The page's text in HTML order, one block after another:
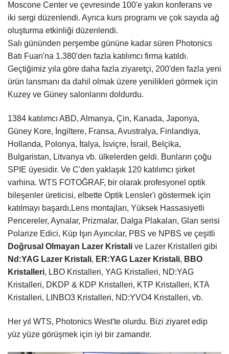
Moscone Center ve çevresinde 100'e yakın konferans ve
iki sergi düzenlendi. Ayrıca kurs programı ve çok sayıda ağ
oluşturma etkinliği düzenlendi.
Salı gününden perşembe gününe kadar süren Photonics
Batı Fuarı'na 1.380'den fazla katılımcı firma katıldı.
Geçtiğimiz yıla göre daha fazla ziyaretçi, 200'den fazla yeni
ürün lansmanı da dahil olmak üzere yenilikleri görmek için
Kuzey ve Güney salonlarını doldurdu.
1384 katılımcı ABD, Almanya, Çin, Kanada, Japonya,
Güney Kore, İngiltere, Fransa, Avustralya, Finlandiya,
Hollanda, Polonya, İtalya, İsviçre, İsrail, Belçika,
Bulgaristan, Litvanya vb. ülkelerden geldi. Bunların çoğu
SPIE üyesidir. Ve C'den yaklaşık 120 katılımcı şirket
varhina. WTS FOTOĞRAF, bir olarak profesyonel optik
bileşenler üreticisi, elbette Optik Lensler'i göstermek için
katılmayı başardı, Lens montajları, Yüksek Hassasiyetli
Pencereler, Aynalar, Prizmalar, Dalga Plakaları, Glan serisi
Polarize Edici, Küp Işın Ayırıcılar, PBS ve NPBS ve çeşitli
Doğrusal Olmayan Lazer Kristali ve Lazer Kristalleri gibi
Nd:YAG Lazer Kristali, ER:YAG Lazer Kristali, BBO
Kristalleri, LBO Kristalleri, YAG Kristalleri, ND:YAG
Kristalleri, DKDP & KDP Kristalleri, KTP Kristalleri, KTA
Kristalleri, LINBO3 Kristalleri, ND:YVO4 Kristalleri, vb.
Her yıl WTS, Photonics West'te olurdu. Bizi ziyaret edip
yüz yüze görüşmek için iyi bir zamandır.